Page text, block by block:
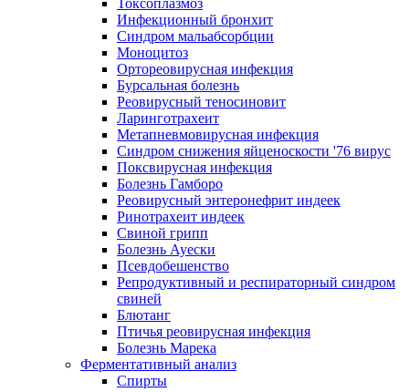
Токсоплазмоз
Инфекционный бронхит
Синдром мальабсорбции
Моноцитоз
Ортореовирусная инфекция
Бурсальная болезнь
Реовирусный теносиновит
Ларинготрахеит
Метапневмовирусная инфекция
Синдром снижения яйценоскости '76 вирус
Поксвирусная инфекция
Болезнь Гамборо
Реовирусный энтеронефрит индеек
Ринотрахеит индеек
Свиной грипп
Болезнь Ауески
Псевдобешенство
Репродуктивный и респираторный синдром
свиней
Блютанг
Птичья реовирусная инфекция
Болезнь Марека
Ферментативный анализ
Спирты